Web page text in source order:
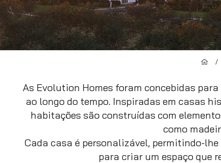
/
As Evolution Homes foram concebidas
ao longo do tempo. Inspiradas em casas
habitações são construídas com
como
Cada casa é personalizável, permitindo-
para criar um espaço que